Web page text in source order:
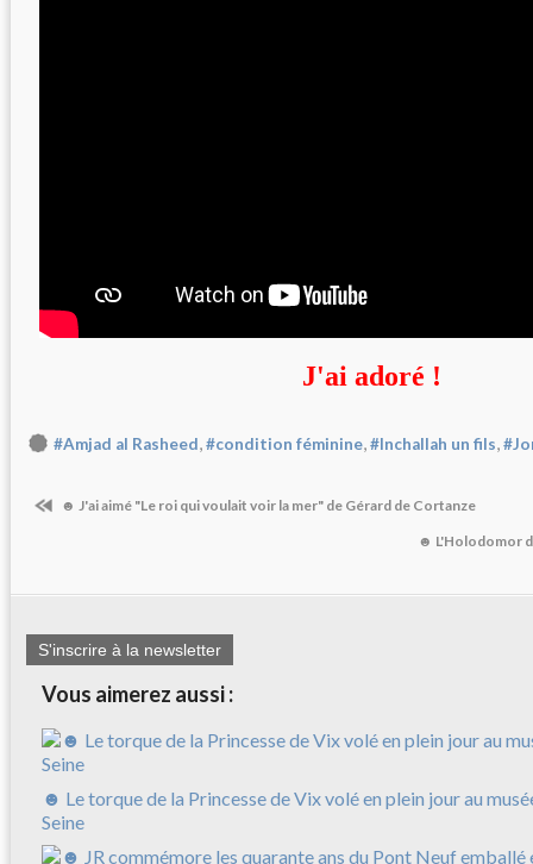
J'ai adoré !
#Amjad al Rasheed,#condition féminine,#Inchallah un fils,
☻ J'ai aimé "Le roi qui voulait voir la mer" de Gérard de Cortanze
☻ L'Holodomor
S'inscrire à la newsletter
Vous aimerez aussi :
☻ Le torque de la Princesse de Vix volé en plein jour au
Seine